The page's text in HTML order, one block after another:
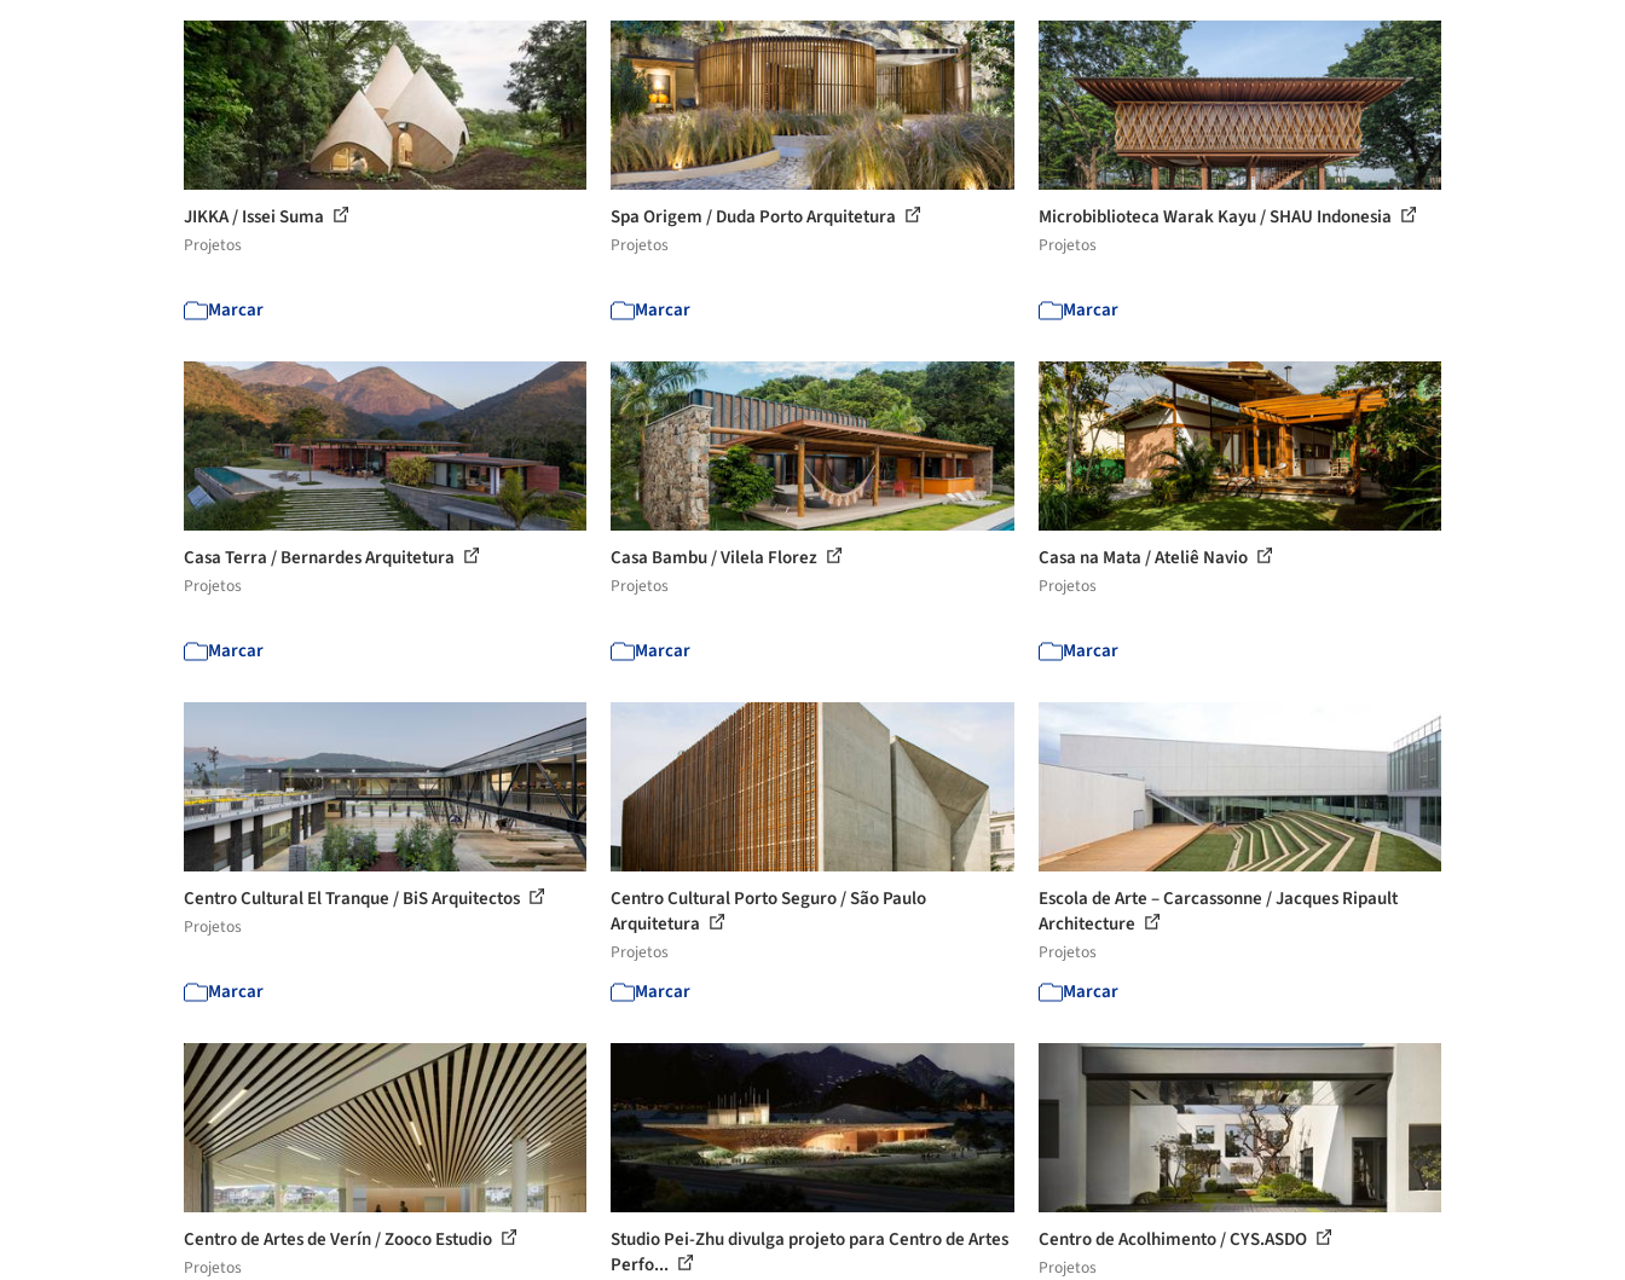
JIKKA / Issei Suma
Projetos
Marcar
Spa Origem / Duda Porto Arquitetura
Projetos
Marcar
Microbiblioteca Warak Kayu / SHAU Indonesia
Projetos
Marcar
Casa Terra / Bernardes Arquitetura
Projetos
Marcar
Casa Bambu / Vilela Florez
Projetos
Marcar
Casa na Mata / Ateliê Navio
Projetos
Marcar
Centro Cultural El Tranque / BiS Arquitectos
Projetos
Marcar
Centro Cultural Porto Seguro / São Paulo
Arquitetura
Projetos
Marcar
Escola de Arte – Carcassonne / Jacques Ripault
Architecture
Projetos
Marcar
Centro de Artes de Verín / Zooco Estudio
Projetos
Studio Pei-Zhu divulga projeto para Centro de Artes
Perfo...
Centro de Acolhimento / CYS.ASDO
Projetos